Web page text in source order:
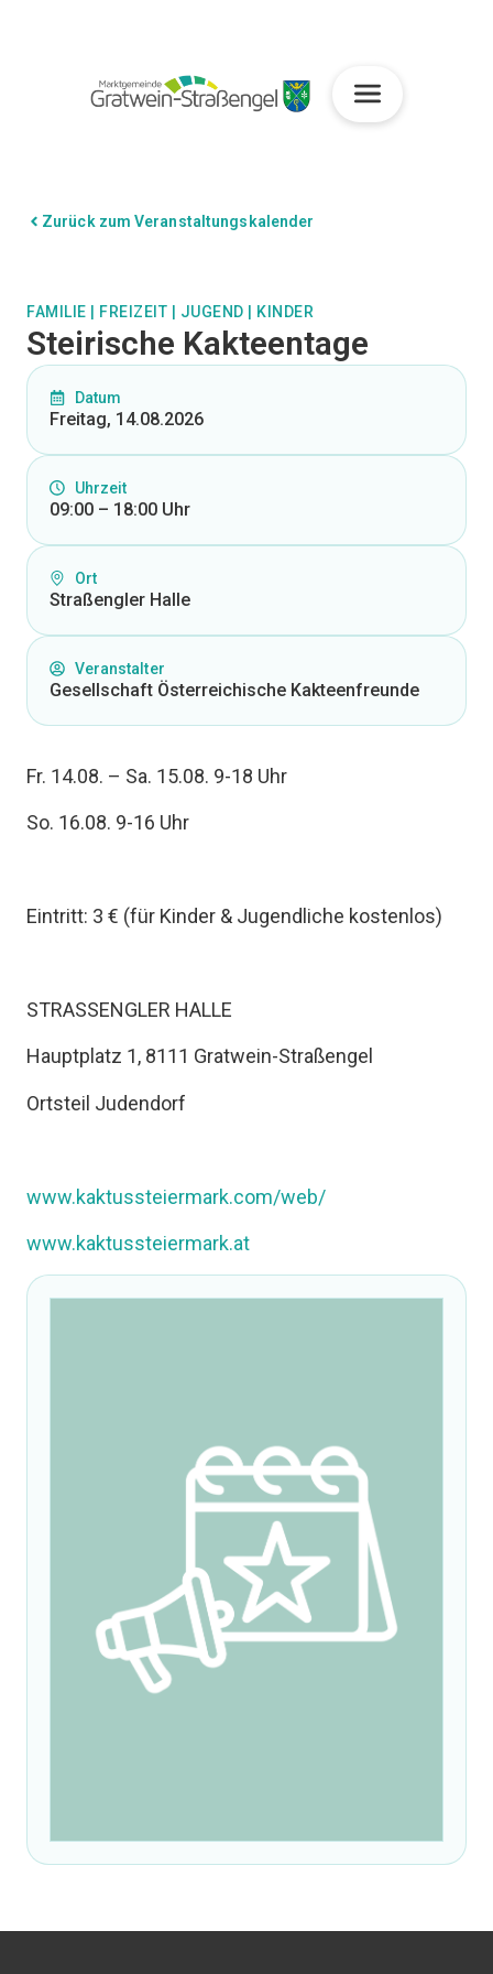
Zurück zum Veranstaltungskalender
FAMILIE FREIZEIT JUGEND KINDER
Steirische Kakteentage
Datum
Freitag, 14.08.2026
Uhrzeit
09:00 – 18:00 Uhr
Ort
Straßengler Halle
Veranstalter
Gesellschaft Österreichische Kakteenfreunde
Fr. 14.08. – Sa. 15.08. 9-18 Uhr
So. 16.08. 9-16 Uhr
Eintritt: 3 € (für Kinder & Jugendliche kostenlos)
STRASSENGLER HALLE
Hauptplatz 1, 8111 Gratwein-Straßengel
Ortsteil Judendorf
www.kaktussteiermark.com/web/
www.kaktussteiermark.at